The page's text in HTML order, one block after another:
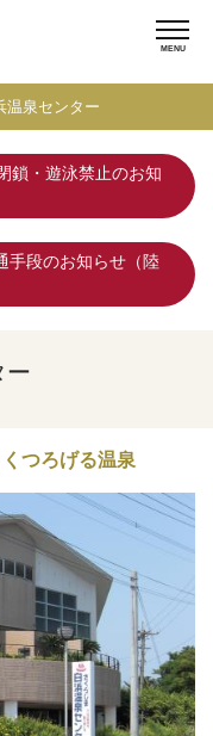
温泉センター
鎖・遊泳禁止のお知
段のお知らせ（陸
ー
つろげる温泉